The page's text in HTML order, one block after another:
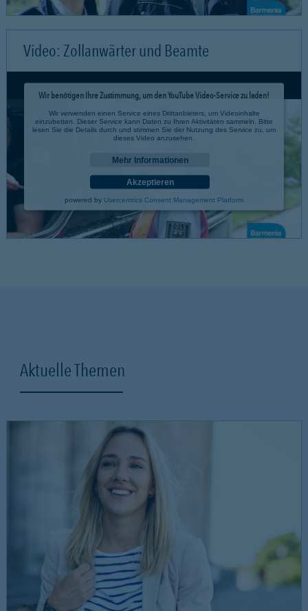
Video: Zollanwärter und Beamte
Wir benötigen Ihre Zustimmung, um den YouTube Video-Service zu laden!
Wir verwenden einen Service eines Drittanbieters, um Videoinhalte
einzubetten. Dieser Service kann Daten zu Ihren Aktivitäten sammeln. Bitte
lesen Sie die Details durch und stimmen Sie der Nutzung des Service zu, um
dieses Video anzusehen.
Mehr Informationen
Akzeptieren
powered by Usercentrics Consent Management Platform
Aktuelle Themen